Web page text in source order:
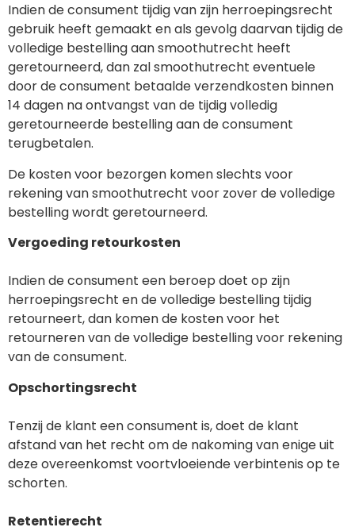
Indien de consument tijdig van zijn herroepingsrecht
gebruik heeft gemaakt en als gevolg daarvan tijdig de
volledige bestelling aan smoothutrecht heeft
geretourneerd, dan zal smoothutrecht eventuele
door de consument betaalde verzendkosten binnen
14 dagen na ontvangst van de tijdig volledig
geretourneerde bestelling aan de consument
terugbetalen.
De kosten voor bezorgen komen slechts voor
rekening van smoothutrecht voor zover de volledige
bestelling wordt geretourneerd.
Vergoeding retourkosten
Indien de consument een beroep doet op zijn
herroepingsrecht en de volledige bestelling tijdig
retourneert, dan komen de kosten voor het
retourneren van de volledige bestelling voor rekening
van de consument.
Opschortingsrecht
Tenzij de klant een consument is, doet de klant
afstand van het recht om de nakoming van enige uit
deze overeenkomst voortvloeiende verbintenis op te
schorten.
Retentierecht